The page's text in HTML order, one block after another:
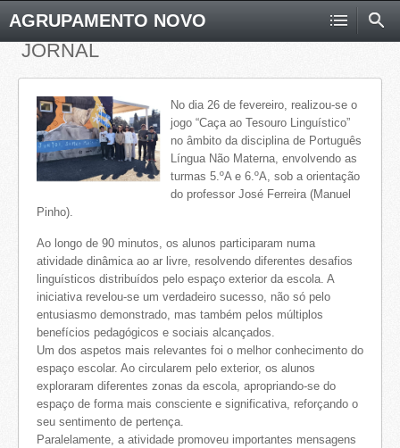
AGRUPAMENTO NOVO
JORNAL
No dia 26 de fevereiro, realizou-se o
jogo “Caça ao Tesouro Linguístico”
no âmbito da disciplina de Português
Língua Não Materna, envolvendo as
turmas 5.ºA e 6.ºA, sob a orientação
do professor José Ferreira (Manuel
Pinho).
Ao longo de 90 minutos, os alunos participaram numa
atividade dinâmica ao ar livre, resolvendo diferentes desafios
linguísticos distribuídos pelo espaço exterior da escola. A
iniciativa revelou-se um verdadeiro sucesso, não só pelo
entusiasmo demonstrado, mas também pelos múltiplos
benefícios pedagógicos e sociais alcançados.
Um dos aspetos mais relevantes foi o melhor conhecimento do
espaço escolar. Ao circularem pelo exterior, os alunos
exploraram diferentes zonas da escola, apropriando-se do
espaço de forma mais consciente e significativa, reforçando o
seu sentimento de pertença.
Paralelamente, a atividade promoveu importantes mensagens